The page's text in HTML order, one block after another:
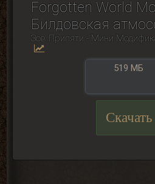
Forgotten World
Билдовская
Зов Припяти - Мини
519 МБ
Скачать